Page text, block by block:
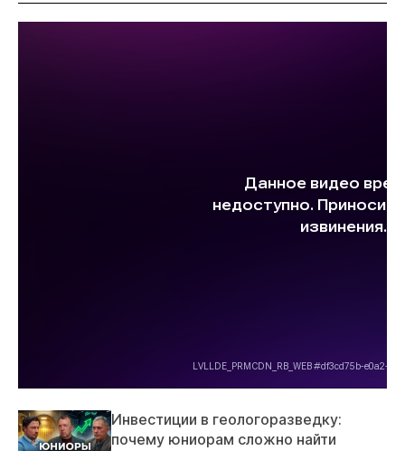
Инвестиции в геологоразведку:
почему юниорам сложно найти